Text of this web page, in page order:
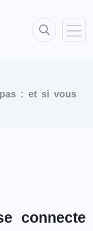
: et si vous
connecte